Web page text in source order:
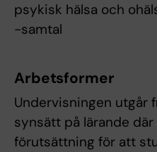
psykisk hälsa och
-samtal
Arbetsformer
Undervisningen utgår
synsätt på lärande
förutsättning för att